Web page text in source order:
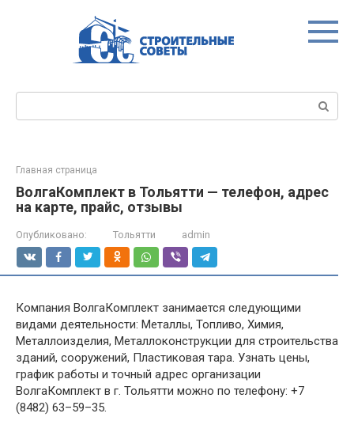
Главная страница
ВолгаКомплект в Тольятти — телефон, адрес
на карте, прайс, отзывы
Опубликовано: Тольятти admin
Компания ВолгаКомплект занимается следующими
видами деятельности: Металлы, Топливо, Химия,
Металлоизделия, Металлоконструкции для строительства
зданий, сооружений, Пластиковая тара. Узнать цены,
график работы и точный адрес организации
ВолгаКомплект в г. Тольятти можно по телефону: +7
(8482) 63–59–35.